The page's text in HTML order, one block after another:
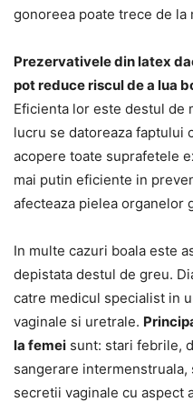
gonoreea poate trece de la
Prezervativele din latex
pot reduce riscul de a lua
Eficienta lor este destul de
lucru se datoreaza faptului
acopere toate suprafetele
mai putin eficiente in
afecteaza pielea organelor
In multe cazuri boala este
depistata destul de greu.
catre medicul specialist in
vaginale si uretrale.
la femei sunt: stari febrile,
sangerare
secretii vaginale cu aspect